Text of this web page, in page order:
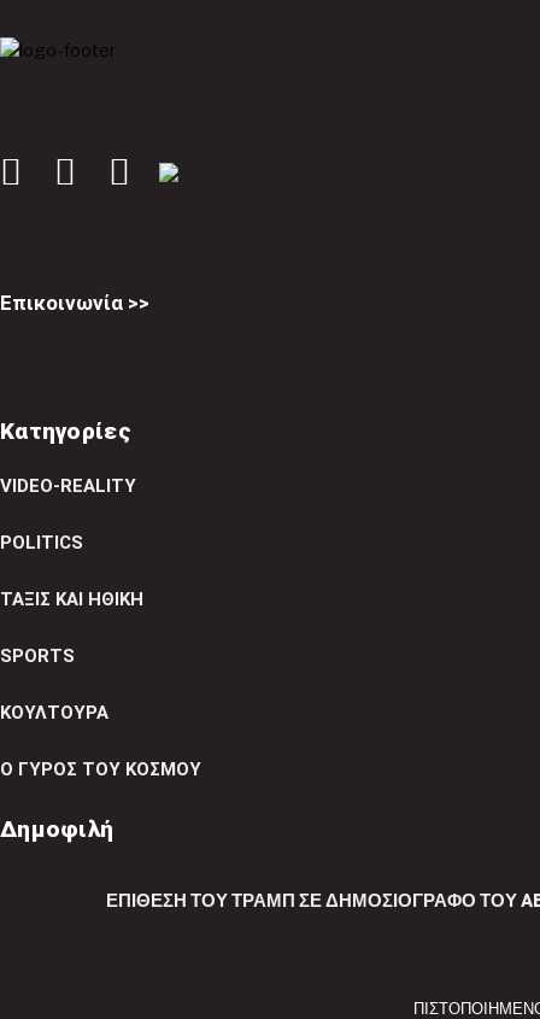
Επικοινωνία >>
Κατηγορίες
VIDEO-REALITY
POLITICS
ΤΑΞΙΣ ΚΑΙ ΗΘΙΚΗ
SPORTS
ΚΟΥΛΤΟΥΡΑ
Ο ΓΥΡΟΣ ΤΟΥ ΚΟΣΜΟΥ
Δημοφιλή
ΕΠΊΘΕΣΗ ΤΟΥ ΤΡΑΜΠ ΣΕ ΔΗΜΟΣΙΟΓΡΆΦΟ ΤΟΥ